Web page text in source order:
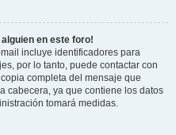
en este foro!
incluye identificadores para
por lo tanto, puede contactar con
completa del mensaje que
cabecera, ya que contiene los datos
tomará medidas.